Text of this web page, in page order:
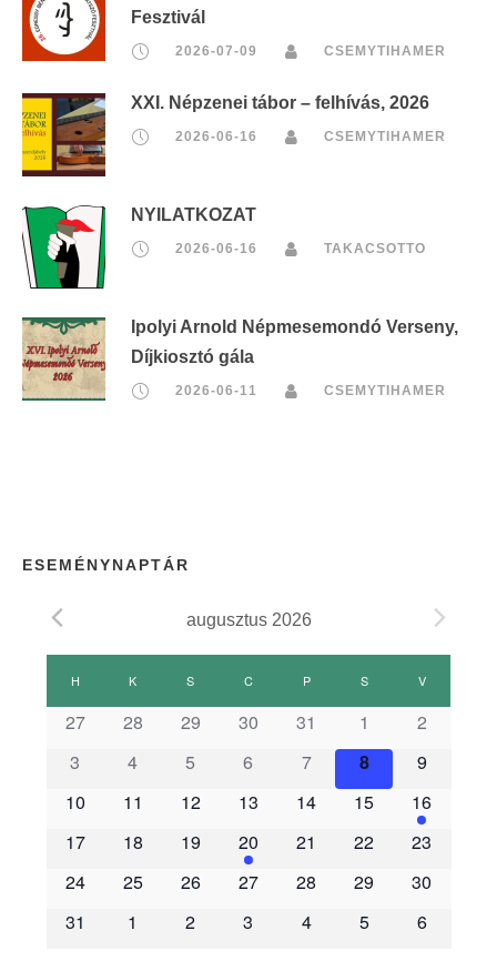
Fesztivál
2026-07-09 CSEMYTIHAMER
XXI. Népzenei tábor – felhívás, 2026
2026-06-16 CSEMYTIHAMER
NYILATKOZAT
2026-06-16 TAKACSOTTO
Ipolyi Arnold Népmesemondó Verseny,
Díjkiosztó gála
2026-06-11 CSEMYTIHAMER
ESEMÉNYNAPTÁR
augusztus 2026
E
m
é
n
H K S CCSÜTÖRTÖK
PPÉNTEK SSZOMBAT
VVASÁRNAP
27 28 29 30 31 1
2
3
4 5 6 7 8
9
10
11 12 13 14 15
16
17
18 19 20 21 22
23
24
25 26 27 28 29
30
31
1 2 3 4 5 6